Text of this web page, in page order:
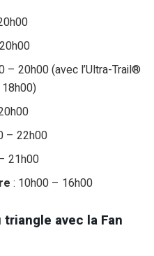
– 20h00 (avec l’Ultra-Trail®
– 22h00
21h00
: 10h00 – 16h00
avec la Fan